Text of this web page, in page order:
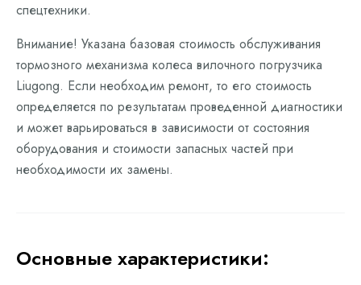
спецтехники.
Внимание! Указана базовая стоимость обслуживания
тормозного механизма колеса вилочного погрузчика
Liugong. Если необходим ремонт, то его стоимость
определяется по результатам проведенной диагностики
и может варьироваться в зависимости от состояния
оборудования и стоимости запасных частей при
необходимости их замены.
Основные характеристики: